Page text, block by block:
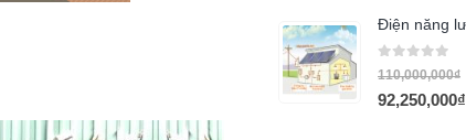
0 out of 5
110,000,000₫
92,250,000₫